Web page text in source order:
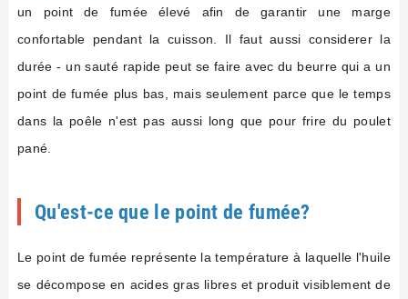
un point de fumée élevé afin de garantir une marge
confortable pendant la cuisson. Il faut aussi considerer la
durée - un sauté rapide peut se faire avec du beurre qui a un
point de fumée plus bas, mais seulement parce que le temps
dans la poêle n'est pas aussi long que pour frire du poulet
pané.
Qu'est-ce que le point de fumée?
Le point de fumée représente la température à laquelle l'huile
se décompose en acides gras libres et produit visiblement de